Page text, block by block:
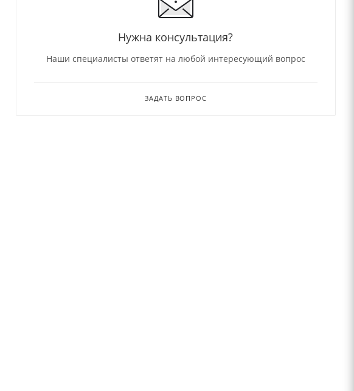
Нужна консультация?
Наши специалисты ответят на любой интересующий вопрос
ЗАДАТЬ ВОПРОС